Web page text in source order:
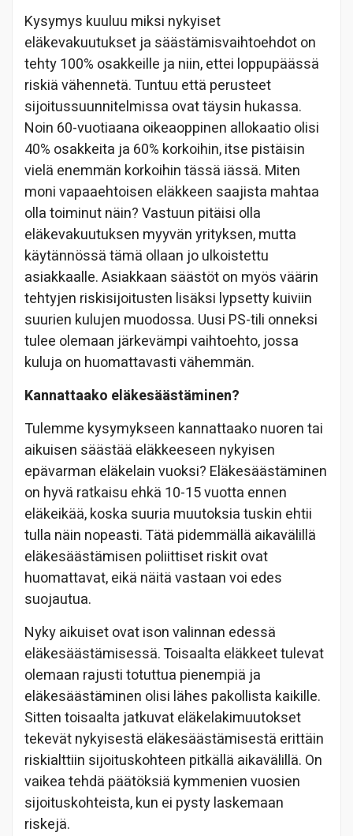
Kysymys kuuluu miksi nykyiset
eläkevakuutukset ja säästämisvaihtoehdot on
tehty 100% osakkeille ja niin, ettei loppupäässä
riskiä vähennetä. Tuntuu että perusteet
sijoitussuunnitelmissa ovat täysin hukassa.
Noin 60-vuotiaana oikeaoppinen allokaatio olisi
40% osakkeita ja 60% korkoihin, itse pistäisin
vielä enemmän korkoihin tässä iässä. Miten
moni vapaaehtoisen eläkkeen saajista mahtaa
olla toiminut näin? Vastuun pitäisi olla
eläkevakuutuksen myyvän yrityksen, mutta
käytännössä tämä ollaan jo ulkoistettu
asiakkaalle. Asiakkaan säästöt on myös väärin
tehtyjen riskisijoitusten lisäksi lypsetty kuiviin
suurien kulujen muodossa. Uusi PS-tili onneksi
tulee olemaan järkevämpi vaihtoehto, jossa
kuluja on huomattavasti vähemmän.
Kannattaako eläkesäästäminen?
Tulemme kysymykseen kannattaako nuoren tai
aikuisen säästää eläkkeeseen nykyisen
epävarman eläkelain vuoksi? Eläkesäästäminen
on hyvä ratkaisu ehkä 10-15 vuotta ennen
eläkeikää, koska suuria muutoksia tuskin ehtii
tulla näin nopeasti. Tätä pidemmällä aikavälillä
eläkesäästämisen poliittiset riskit ovat
huomattavat, eikä näitä vastaan voi edes
suojautua.
Nyky aikuiset ovat ison valinnan edessä
eläkesäästämisessä. Toisaalta eläkkeet tulevat
olemaan rajusti totuttua pienempiä ja
eläkesäästäminen olisi lähes pakollista kaikille.
Sitten toisaalta jatkuvat eläkelakimuutokset
tekevät nykyisestä eläkesäästämisestä erittäin
riskialttiin sijoituskohteen pitkällä aikavälillä. On
vaikea tehdä päätöksiä kymmenien vuosien
sijoituskohteista, kun ei pysty laskemaan
riskejä.